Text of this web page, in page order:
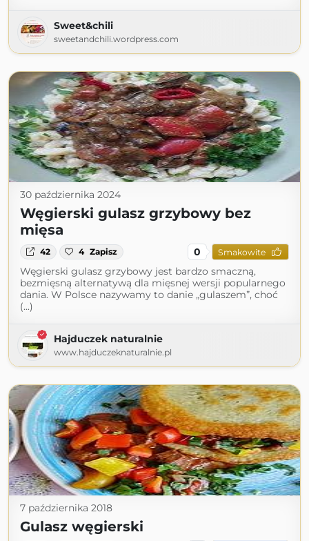
Sweet&chili
sweetandchili.wordpress.com
30 października 2024
Węgierski gulasz grzybowy bez
mięsa
42 4 Zapisz 0 Smakowite
Węgierski gulasz grzybowy jest bardzo smaczną,
bezmięsną alternatywą dla mięsnej wersji popularnego
dania. W Polsce nazywamy to danie „gulaszem”, choć
(...)
Hajduczek naturalnie
www.hajduczeknaturalnie.pl
7 października 2018
Gulasz węgierski